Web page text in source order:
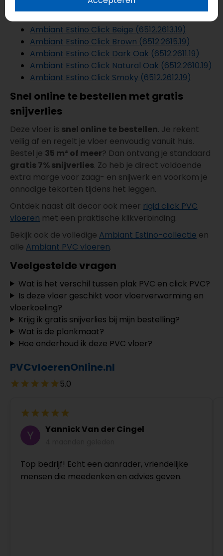
Bekijk dan ook deze uitvoeringen binnen de serie:
Ambiant Estino Click Beige (6512.2613.19)
Ambiant Estino Click Brown (6512.2615.19)
Ambiant Estino Click Dark Oak (6512.2611.19)
Ambiant Estino Click Natural Oak (6512.2610.19)
Ambiant Estino Click Smoky (6512.2612.19)
Snel online te bestellen met gratis
snijverlies
Deze vloer is snel online te bestellen. Je rekent
veilig af en regelt je vloer eenvoudig vanuit huis.
Bestel je 35 m² of meer? Dan ontvang je standaard
gratis 7% snijverlies. Zo heb je direct voldoende
extra marge voor zaag- en snijwerk en voorkom je
onnodige tekorten tijdens het leggen.
Ontdek naast dit decor ook meer rigid click PVC
vloeren met een praktische klikverbinding.
Bekijk ook de volledige Ambiant Estino-collectie en
alle Ambiant PVC vloeren.
Veelgestelde vragen
Wat is het verschil tussen plak PVC en click PVC?
Is deze vloer geschikt voor vloerverwarming en
vloerkoeling?
Krijg ik gratis snijverlies bij mijn bestelling?
Wat is de plankmaat?
Hoe onderhoud ik deze PVC vloer?
PVCvloerenOnline.nl
5.0
Yannick Van der Cingel
Top bedrijf! Echt een aanrader, vriendelijke
mensen die meedenken en advies geven.